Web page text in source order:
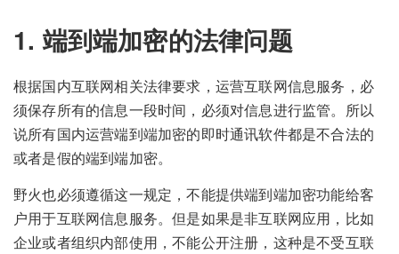
1. 端到端加密的法律问题
根据国内互联网相关法律要求，运营互联网信息服务，必
须保存所有的信息一段时间，必须对信息进行监管。所以
说所有国内运营端到端加密的即时通讯软件都是不合法的
或者是假的端到端加密。
野火也必须遵循这一规定，不能提供端到端加密功能给客
户用于互联网信息服务。但是如果是非互联网应用，比如
企业或者组织内部使用，不能公开注册，这种是不受互联